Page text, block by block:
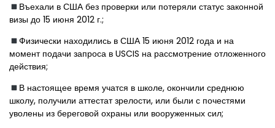
Въехали в США без проверки или потеряли статус законной
визы до 15 июня 2012 г.;
Физически находились в США 15 июня 2012 года и на
момент подачи запроса в USCIS на рассмотрение отложенного
действия;
В настоящее время учатся в школе, окончили среднюю
школу, получили аттестат зрелости, или были с почестями
уволены из береговой охраны или вооруженных сил;